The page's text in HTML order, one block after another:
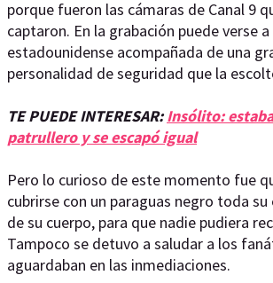
porque fueron las cámaras de Canal 9
captaron. En la grabación puede verse
estadounidense acompañada de una
personalidad de seguridad que la
TE PUEDE INTERESAR:Insólito:
patrullero y se escapó igual
Pero lo curioso de este momento fue
cubrirse con un paraguas negro toda
de su cuerpo, para que nadie pudiera
Tampoco se detuvo a saludar a los
aguardaban en las inmediaciones.